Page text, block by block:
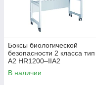
Боксы биологической
безопасности 2 класса тип
А2 HR1200–IIA2
В наличии